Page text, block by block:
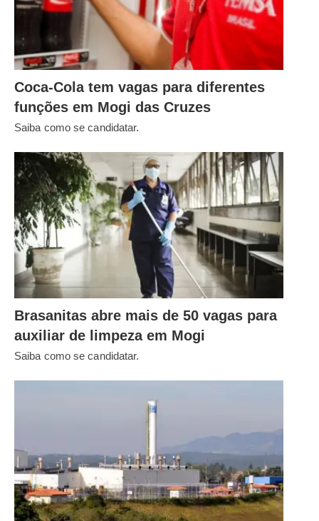
Coca-Cola tem vagas para diferentes
funções em Mogi das Cruzes
Saiba como se candidatar.
Brasanitas abre mais de 50 vagas para
auxiliar de limpeza em Mogi
Saiba como se candidatar.